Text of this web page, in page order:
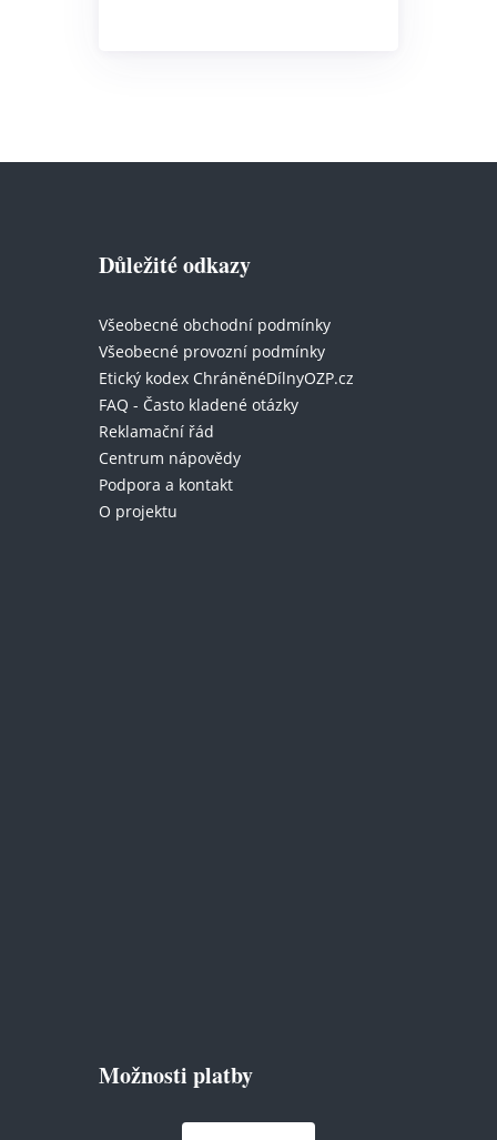
Důležité odkazy
Všeobecné obchodní podmínky
Všeobecné provozní podmínky
Etický kodex ChráněnéDílnyOZP.cz
FAQ - Často kladené otázky
Reklamační řád
Centrum nápovědy
Podpora a kontakt
O projektu
Možnosti platby